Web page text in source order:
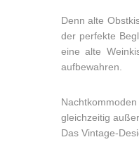
Denn alte
der perfekte
eine alte
aufbewahren.
gleichzeitig
Das Vintage-